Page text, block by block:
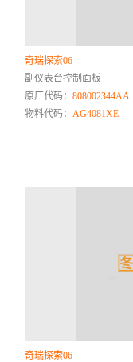
奇瑞探索06
副仪表台控制面板
原厂代码：808002344AA
物料代码：AG4081XE
奇瑞探索06